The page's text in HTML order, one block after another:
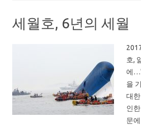
세월호, 6년의 세월
호,
에
을
대
인
문